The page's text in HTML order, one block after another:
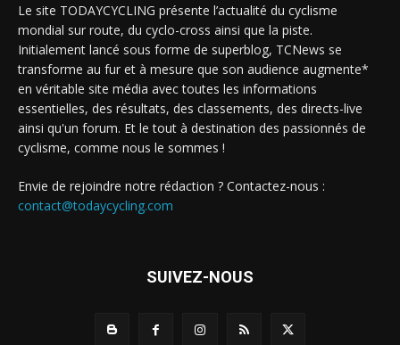
Le site TODAYCYCLING présente l’actualité du cyclisme
mondial sur route, du cyclo-cross ainsi que la piste.
Initialement lancé sous forme de superblog, TCNews se
transforme au fur et à mesure que son audience augmente*
en véritable site média avec toutes les informations
essentielles, des résultats, des classements, des directs-live
ainsi qu'un forum. Et le tout à destination des passionnés de
cyclisme, comme nous le sommes !
Envie de rejoindre notre rédaction ? Contactez-nous :
contact@todaycycling.com
SUIVEZ-NOUS